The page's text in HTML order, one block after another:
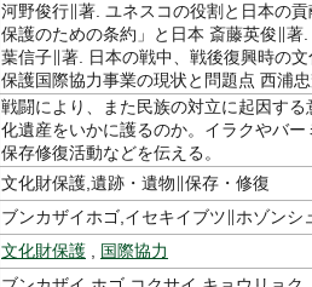
河野俊行∥著. ユネスコの役割と日本の
保護のための条約」と日本 斎藤英俊∥
葉信子∥著. 日本の戦中、戦後復興時の
保護国際協力事業の現状と問題点 西浦
戦闘により、また民族の対立に起因す
化遺産をいかに護るのか。イラクやバ
保存修復活動などを伝える。
文化財保護,遺跡・遺物∥保存・修復
ブンカザイホゴ,イセキイブツ∥ホゾンシ
文化財保護
国際協力